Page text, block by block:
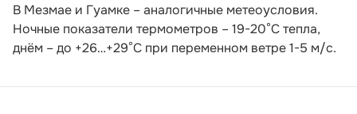
В Мезмае и Гуамке – аналогичные метеоусловия.
Ночные показатели термометров – 19-20°С тепла,
днём – до +26…+29°С при переменном ветре 1-5 м/с.